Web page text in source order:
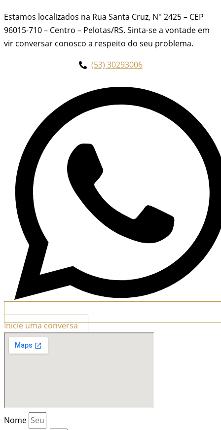
Estamos localizados na Rua Santa Cruz, N° 2425 – CEP
96015-710 – Centro – Pelotas/RS. Sinta-se a vontade em
vir conversar conosco a respeito do seu problema.
(53) 30293006
Inicie uma conversa
Nome